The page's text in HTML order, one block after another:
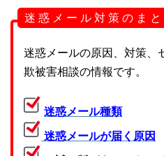
迷 惑 メ ー ル 対 策 の ま と
迷惑メールの原因、対策、
欺被害相談の情報です。
迷惑メール種類
迷惑メールが届く原因